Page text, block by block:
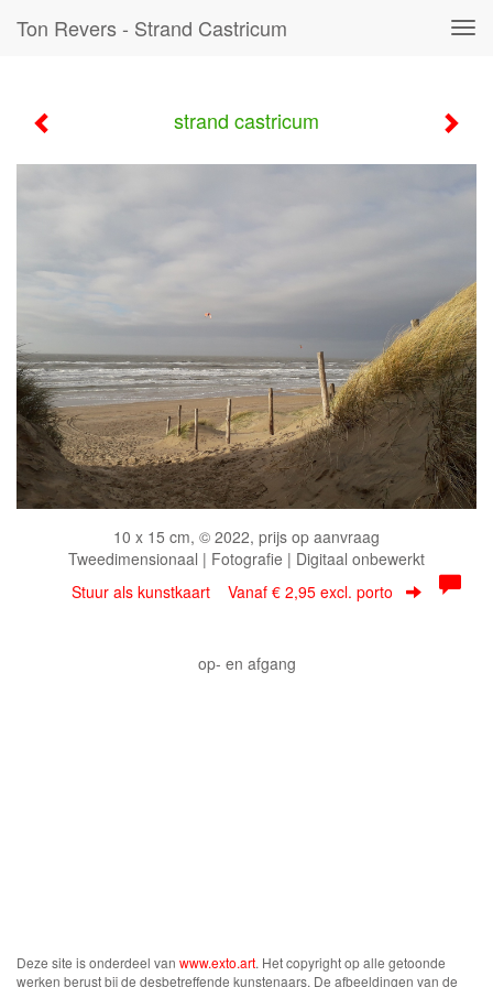
Ton Revers - Strand Castricum
strand castricum
10 x 15 cm, © 2022, prijs op aanvraag
Tweedimensionaal | Fotografie | Digitaal onbewerkt
Stuur als kunstkaart Vanaf € 2,95 excl. porto
op- en afgang
Deze site is onderdeel van www.exto.art. Het copyright op alle getoonde
werken berust bij de desbetreffende kunstenaars. De afbeeldingen van de